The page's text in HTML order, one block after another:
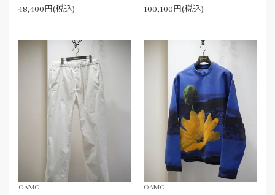
48,400円(税込) 100,100円(税込)
OAMC OAMC